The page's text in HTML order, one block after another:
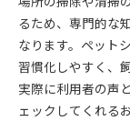
るため、専門的な
なります。ペット
習慣化しやすく、
実際に利用者の声
ェックしてくれる